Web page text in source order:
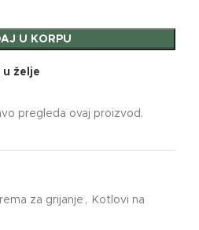
U KORPU
u želje
pregleda ovaj proizvod.
za grijanje ,
Kotlovi na